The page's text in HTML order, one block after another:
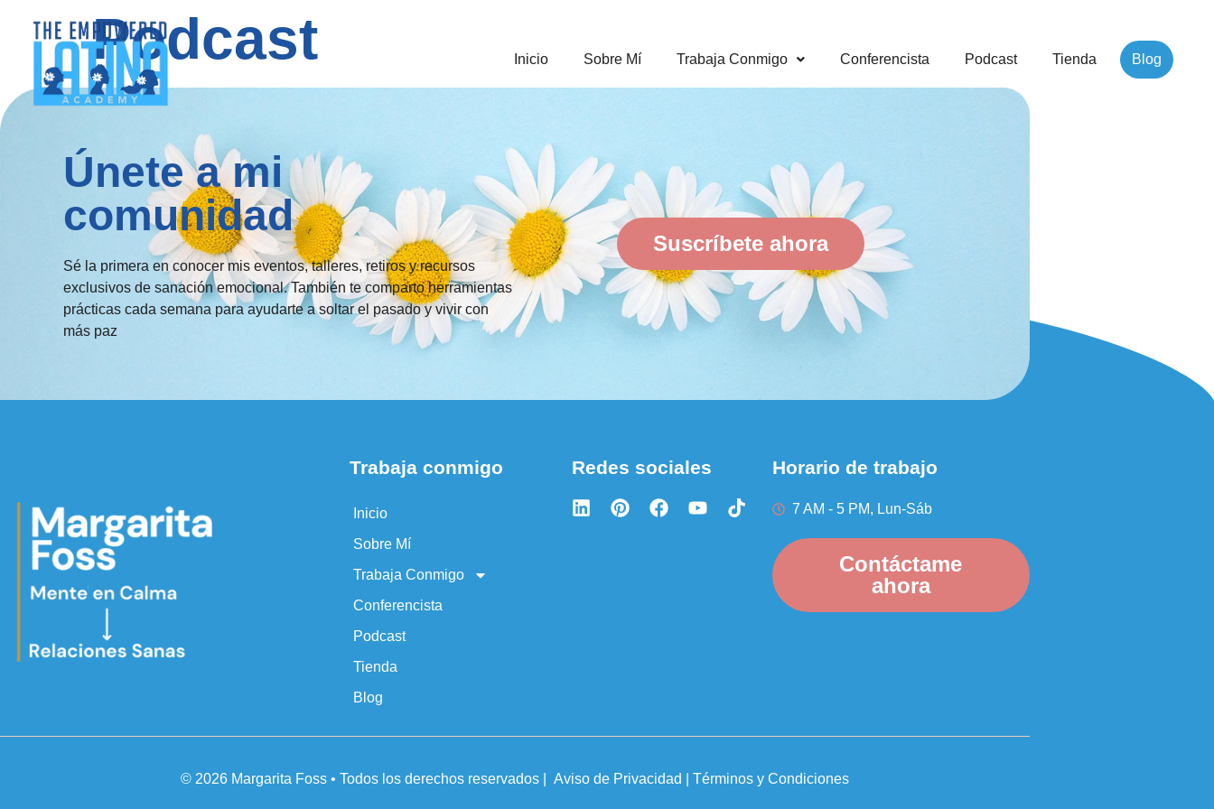
Inicio Sobre Mí Trabaja Conmigo Conferencista Podcast Tienda Blog
Podcast
Únete a mi
comunidad
Sé la primera en conocer mis eventos, talleres, retiros y recursos
exclusivos de sanación emocional. También te comparto herramientas
prácticas cada semana para ayudarte a soltar el pasado y vivir con
más paz
Suscríbete ahora
Trabaja conmigo
Inicio
Sobre Mí
Trabaja Conmigo
Conferencista
Podcast
Tienda
Blog
Redes sociales Horario de trabajo
7 AM - 5 PM, Lun-Sáb
Contáctame
ahora
© 2026 Margarita Foss • Todos los derechos reservados Aviso de Privacidad | Términos y Condiciones